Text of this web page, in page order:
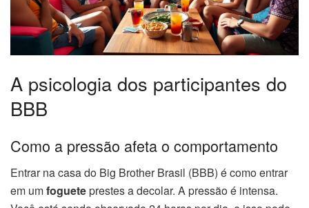
A psicologia dos participantes do
BBB
Como a pressão afeta o comportamento
Entrar na casa do Big Brother Brasil (BBB) é como entrar
em umfogueteprestes a decolar. A pressão é intensa.